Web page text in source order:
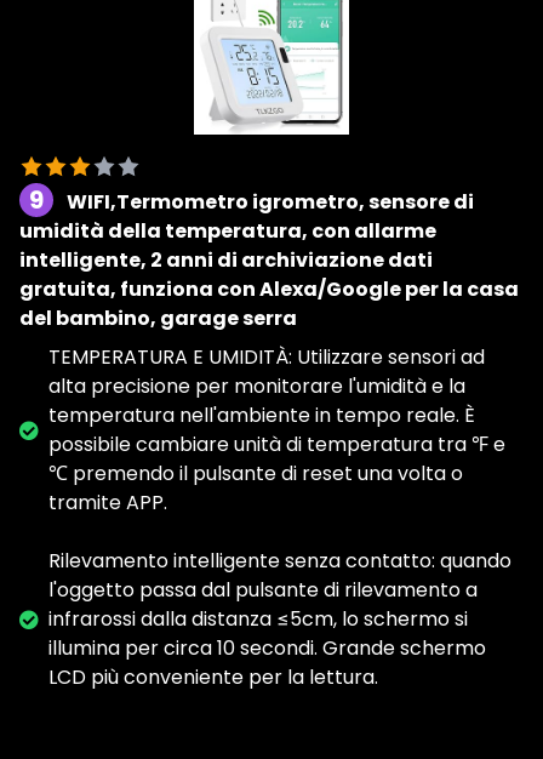
9
WIFI,Termometro igrometro, sensore di
umidità della temperatura, con allarme
intelligente, 2 anni di archiviazione dati
gratuita, funziona con Alexa/Google per la casa
del bambino, garage serra
TEMPERATURA E UMIDITÀ: Utilizzare sensori ad
alta precisione per monitorare l'umidità e la
temperatura nell'ambiente in tempo reale. È
possibile cambiare unità di temperatura tra ℉ e
℃ premendo il pulsante di reset una volta o
tramite APP.
Rilevamento intelligente senza contatto: quando
l'oggetto passa dal pulsante di rilevamento a
infrarossi dalla distanza ≤5cm, lo schermo si
illumina per circa 10 secondi. Grande schermo
LCD più conveniente per la lettura.